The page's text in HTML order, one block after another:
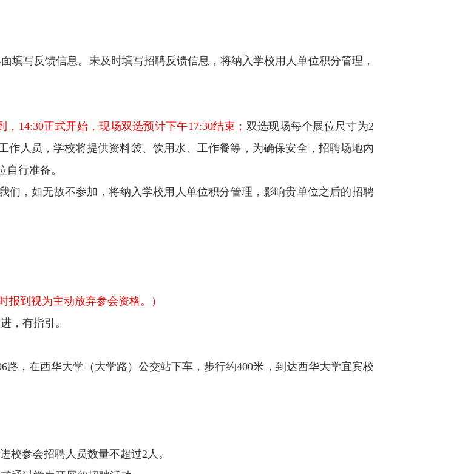
填写反馈信息。未及时填写招聘反馈信息，将纳入学校用人单位积分管理，
， 14:30正式开始，现场双选预计下午17:30结束； 双选现场每个展位尺寸为2
作人员，学校将提供资料袋、饮用水、工作餐等，为确保安全，招聘场地内
行准备。
们，如无故不参加，将纳入学校用人单位积分管理，影响贵单位之后的招聘
报到视为主动放弃参会资格。）
，有指引。
路，在西华大学（大学路）公交站下车，步行约400米，到达西华大学宜宾校
校参会招聘人员数量不超过2 人。